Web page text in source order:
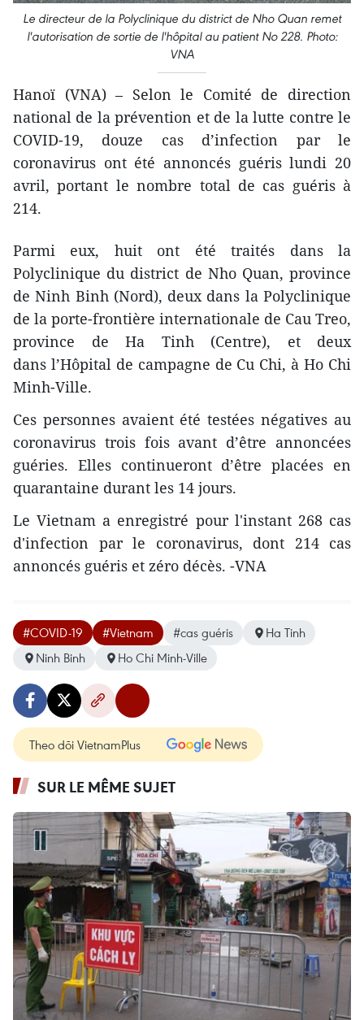
Le directeur de la Polyclinique du district de Nho Quan remet
l'autorisation de sortie de l'hôpital au patient No 228. Photo:
VNA
Hanoï (VNA) – Selon le Comité de direction
national de la prévention et de la lutte contre le
COVID-19, douze cas d’infection par le
coronavirus ont été annoncés guéris lundi 20
avril, portant le nombre total de cas guéris à
214.
Parmi eux, huit ont été traités dans la
Polyclinique du district de Nho Quan, province
de Ninh Binh (Nord), deux dans la Polyclinique
de la porte-frontière internationale de Cau Treo,
province de Ha Tinh (Centre), et deux
dans l’Hôpital de campagne de Cu Chi, à Ho Chi
Minh-Ville.
Ces personnes avaient été testées négatives au
coronavirus trois fois avant d’être annoncées
guéries. Elles continueront d’être placées en
quarantaine durant les 14 jours.
Le Vietnam a enregistré pour l'instant 268 cas
d'infection par le coronavirus, dont 214 cas
annoncés guéris et zéro décès. -VNA
#COVID-19 #Vietnam #cas guéris
Ha Tinh
Ninh Binh
Ho Chi Minh-Ville
Theo dõi VietnamPlus
SUR LE MÊME SUJET